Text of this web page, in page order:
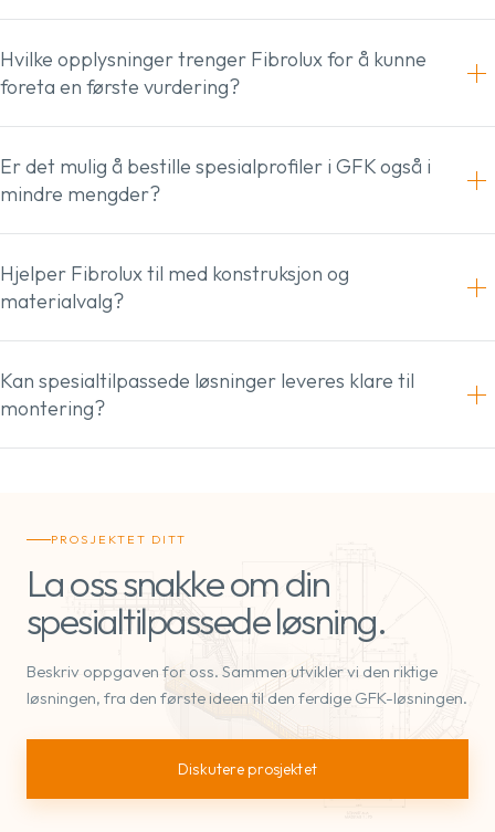
Hvilke opplysninger trenger Fibrolux for å kunne
foreta en første vurdering?
Er det mulig å bestille spesialprofiler i GFK også i
mindre mengder?
Hjelper Fibrolux til med konstruksjon og
materialvalg?
Kan spesialtilpassede løsninger leveres klare til
montering?
PROSJEKTET DITT
La oss snakke om din
spesialtilpassede løsning.
Beskriv oppgaven for oss. Sammen utvikler vi den riktige
løsningen, fra den første ideen til den ferdige GFK-løsningen.
Diskutere prosjektet